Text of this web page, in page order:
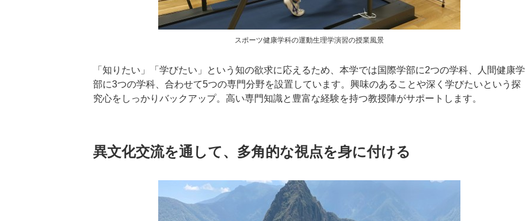
スポーツ健康学科の運動生理学演習の授業風景
「知りたい」「学びたい」という知の欲求に応えるため、本学では国際学部に2つの学科、人間健康学
部に3つの学科、合わせて5つの専門分野を設置しています。興味のあることや深く学びたいという探
究心をしっかりバックアップ。高い専門知識と豊富な経験を持つ教授陣がサポートします。
異文化交流を通して、多角的な視点を身に付ける